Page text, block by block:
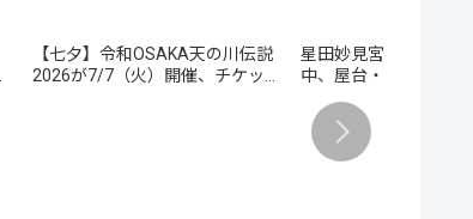
【七夕】令和OSAKA天の川伝説
2026が7/7（火）開催、チケッ
星田妙見宮の七夕祭
中、屋台・駐車場・